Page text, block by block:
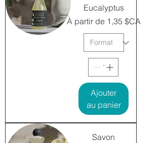
Eucalyptus
À partir de 1,35 $CA
Prix promotionnel
Ajouter
au panier
Savon